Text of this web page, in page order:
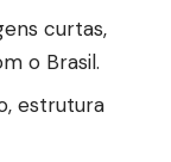
curtas,
o Brasil.
estrutura